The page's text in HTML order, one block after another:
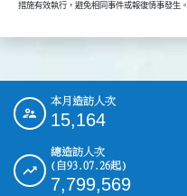
        措施有效執行，避免相同事件或報復情事發生。
::: 本月造訪人次
15,164
總造訪人次
(自93.07.26起)
7,799,569